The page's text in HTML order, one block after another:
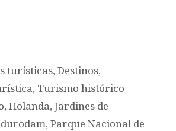
turísticas,Destinos,
, Turismo histórico
,Holanda,Jardines de
, Parque Nacional de